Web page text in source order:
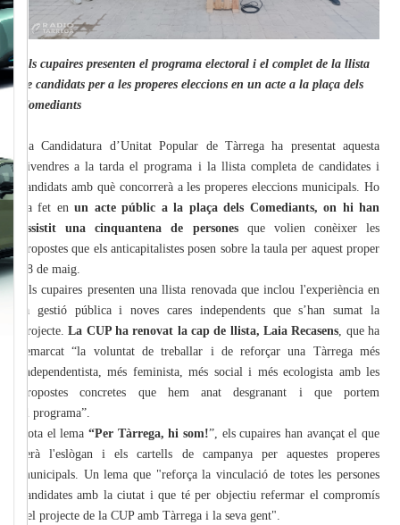
Els cupaires presenten el programa electoral i el complet de la llista
de candidats per a les properes eleccions en un acte a la plaça dels
Comediants
La Candidatura d’Unitat Popular de Tàrrega ha presentat aquesta
divendres a la tarda el programa i la llista completa de candidates i
candidats amb què concorrerà a les properes eleccions municipals. Ho
ha fet enun acte públic a la plaça dels Comediants, on hi han
assistit una cinquantena de personesque volien conèixer les
propostes que els anticapitalistes posen sobre la taula per aquest proper
28 de maig.
Els cupaires presenten una llista renovada que inclou l'experiència en
la gestió pública i noves cares independents que s’han sumat la
projecte.La CUP ha renovat la cap de llista, Laia Recasens , que ha
remarcat “la voluntat de treballar i de reforçar una Tàrrega més
independentista, més feminista, més social i més ecologista amb les
propostes concretes que hem anat desgranant i que portem
al programa”.
Sota el lema “Per Tàrrega, hi som!”, els cupaires han avançat el que
serà l'eslògan i els cartells de campanya per aquestes properes
municipals. Un lema que "reforça la vinculació de totes les persones
candidates amb la ciutat i que té per objectiu refermar el compromís
del projecte de la CUP amb Tàrrega i la seva gent".